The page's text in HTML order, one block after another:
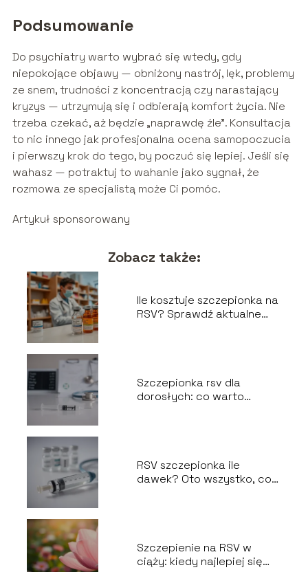
Podsumowanie
Do psychiatry warto wybrać się wtedy, gdy
niepokojące objawy — obniżony nastrój, lęk, problemy
ze snem, trudności z koncentracją czy narastający
kryzys — utrzymują się i odbierają komfort życia. Nie
trzeba czekać, aż będzie „naprawdę źle”. Konsultacja
to nic innego jak profesjonalna ocena samopoczucia
i pierwszy krok do tego, by poczuć się lepiej. Jeśli się
wahasz — potraktuj to wahanie jako sygnał, że
rozmowa ze specjalistą może Ci pomóc.
Artykuł sponsorowany
Zobacz także:
Ile kosztuje szczepionka na
RSV? Sprawdź aktualne
Szczepionka rsv dla
dorosłych: co warto
RSV szczepionka ile
dawek? Oto wszystko, co
Szczepienie na RSV w
ciąży: kiedy najlepiej się